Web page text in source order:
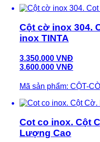
Cột cờ inox 304.
inox TINTA
3.350.000 VNĐ
3.600.000 VNĐ
Mã sản phẩm: CỘT-
Cot co inox. Cột
Lượng Cao